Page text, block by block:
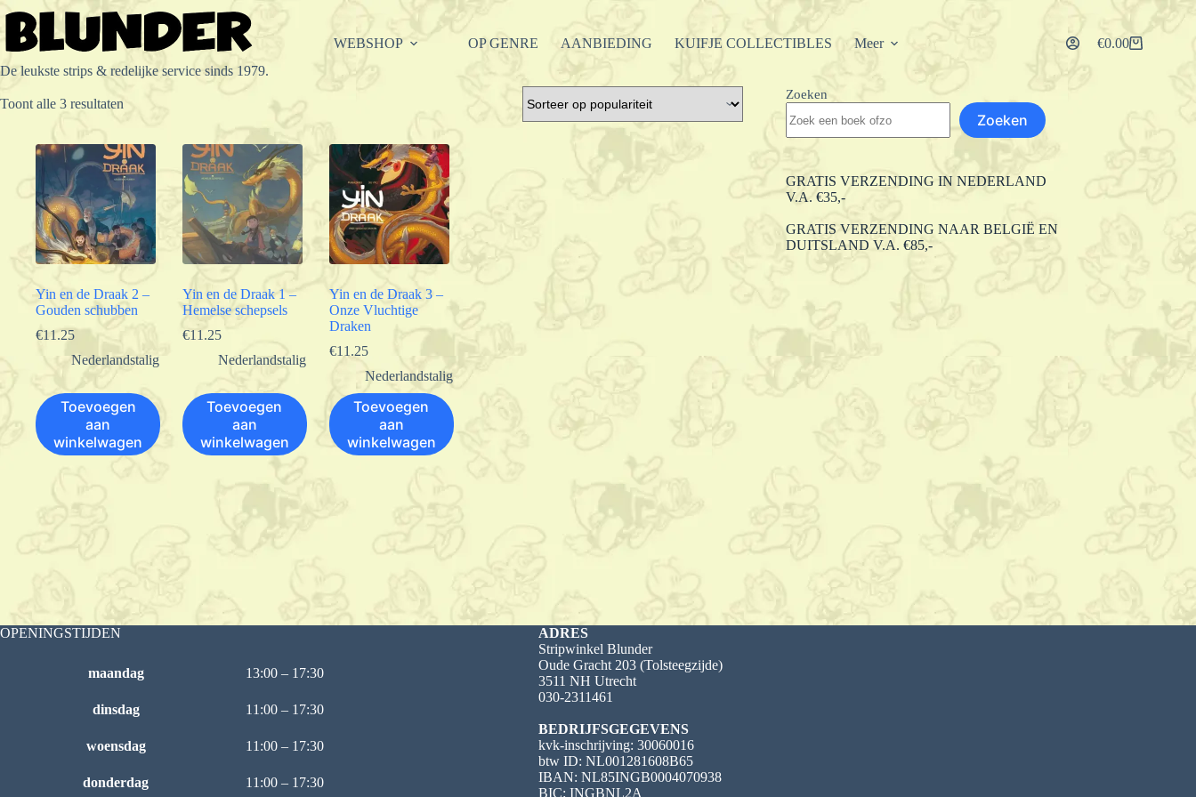
Ga
naar
inhoud
De leukste strips & redelijke service sinds 1979.
WEBSHOP OP GENRE AANBIEDING KUIFJE COLLECTIBLES Meer Winkelwagen
€0.00
Toont alle 3 resultaten
Yin en de Draak 2 –
Gouden schubben
€11.25
Nederlandstalig
Toevoegen
aan
winkelwagen
Yin en de Draak 1 –
Hemelse schepsels
€11.25
Nederlandstalig
Toevoegen
aan
winkelwagen
Yin en de Draak 3 –
Onze Vluchtige
Draken
€11.25
Nederlandstalig
Toevoegen
aan
winkelwagen
Zoeken
Zoeken
GRATIS VERZENDING IN NEDERLAND
V.A. €35,-
GRATIS VERZENDING NAAR BELGIË EN
DUITSLAND V.A. €85,-
OPENINGSTIJDEN
maandag 13:00 – 17:30
dinsdag 11:00 – 17:30
woensdag 11:00 – 17:30
donderdag 11:00 – 17:30
ADRES
Stripwinkel Blunder
Oude Gracht 203 (Tolsteegzijde)
3511 NH Utrecht
030-2311461
BEDRIJFSGEGEVENS
kvk-inschrijving: 30060016
btw ID: NL001281608B65
IBAN: NL85INGB0004070938
BIC: INGBNL2A